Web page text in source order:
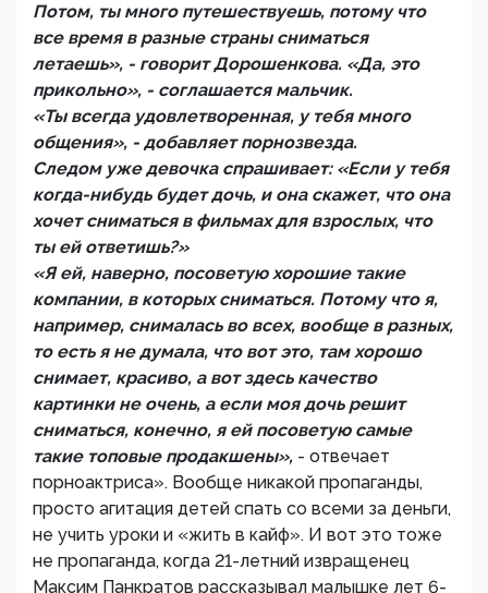
Потом, ты много путешествуешь, потому что
все время в разные страны сниматься
летаешь», - говорит Дорошенкова. «Да, это
прикольно», - соглашается мальчик.
«Ты всегда удовлетворенная, у тебя много
общения», - добавляет порнозвезда.
Следом уже девочка спрашивает: «Если у тебя
когда-нибудь будет дочь, и она скажет, что она
хочет сниматься в фильмах для взрослых, что
ты ей ответишь?»
«Я ей, наверно, посоветую хорошие такие
компании, в которых сниматься. Потому что я,
например, снималась во всех, вообще в разных,
то есть я не думала, что вот это, там хорошо
снимает, красиво, а вот здесь качество
картинки не очень, а если моя дочь решит
сниматься, конечно, я ей посоветую самые
такие топовые продакшены», - отвечает
порноактриса». Вообще никакой пропаганды,
просто агитация детей спать со всеми за деньги,
не учить уроки и «жить в кайф». И вот это тоже
не пропаганда, когда 21-летний извращенец
Максим Панкратов рассказывал малышке лет 6-